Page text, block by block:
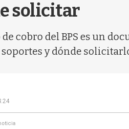
solicitar
cobro del BPS es un
soportes y dónde